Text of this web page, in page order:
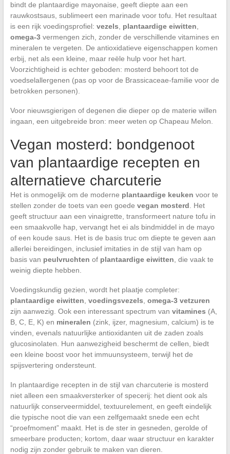
bindt de plantaardige mayonaise, geeft diepte aan een
rauwkostsaus, sublimeert een marinade voor tofu. Het resultaat
is een rijk voedingsprofiel: vezels plantaardige eiwitten
omega-3vermengen zich, zonder de verschillende vitamines en
mineralen te vergeten. De antioxidatieve eigenschappen komen
erbij, net als een kleine, maar reële hulp voor het hart.
Voorzichtigheid is echter geboden: mosterd behoort tot de
voedselallergenen (pas op voor de Brassicaceae-familie voor de
betrokken personen).
Voor nieuwsgierigen of degenen die dieper op de materie willen
ingaan, een uitgebreide bron: meer weten op Chapeau Melon.
Vegan mosterd: bondgenoot
van plantaardige recepten en
alternatieve charcuterie
Het is onmogelijk om de moderne plantaardige keuken voor te
stellen zonder de toets van een goede vegan mosterd . Het
geeft structuur aan een vinaigrette, transformeert nature tofu in
een smaakvolle hap, vervangt het ei als bindmiddel in de mayo
of een koude saus. Het is de basis truc om diepte te geven aan
allerlei bereidingen, inclusief imitaties in de stijl van ham op
basis van peulvruchten of plantaardige eiwitten , die vaak te
weinig diepte hebben.
Voedingskundig gezien, wordt het plaatje completer:
plantaardige eiwitten voedingsvezels omega-3 vetzuren
zijn aanwezig. Ook een interessant spectrum van vitamines (A,
B, C, E, K) en mineralen (zink, ijzer, magnesium, calcium) is te
vinden, evenals natuurlijke antioxidanten uit de zaden zoals
glucosinolaten. Hun aanwezigheid beschermt de cellen, biedt
een kleine boost voor het immuunsysteem, terwijl het de
spijsvertering ondersteunt.
In plantaardige recepten in de stijl van charcuterie is mosterd
niet alleen een smaakversterker of specerij: het dient ook als
natuurlijk conserveermiddel, textuurelement, en geeft eindelijk
die typische noot die van een zelfgemaakt snede een echt
“proefmoment” maakt. Het is de ster in gesneden, gerolde of
smeerbare producten; kortom, daar waar structuur en karakter
nodig zijn zonder gebruik te maken van dieren.